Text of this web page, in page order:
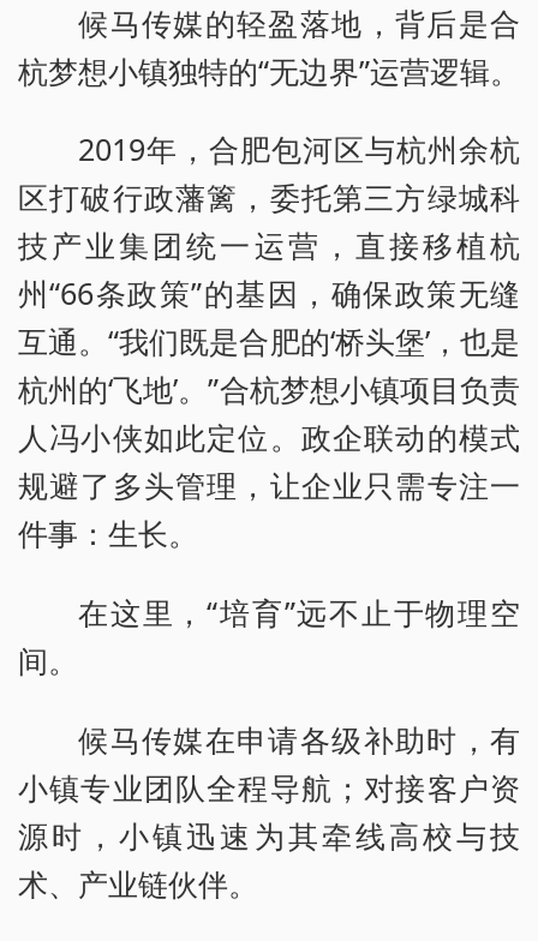
候马传媒的轻盈落地，背后是合
杭梦想小镇独特的“无边界”运营逻辑。
2019年，合肥包河区与杭州余杭
区打破行政藩篱，委托第三方绿城科
技产业集团统一运营，直接移植杭
州“66条政策”的基因，确保政策无缝
互通。“我们既是合肥的‘桥头堡’，也是
杭州的‘飞地’。”合杭梦想小镇项目负责
人冯小侠如此定位。政企联动的模式
规避了多头管理，让企业只需专注一
件事：生长。
在这里，“培育”远不止于物理空
间。
候马传媒在申请各级补助时，有
小镇专业团队全程导航；对接客户资
源时，小镇迅速为其牵线高校与技
术、产业链伙伴。